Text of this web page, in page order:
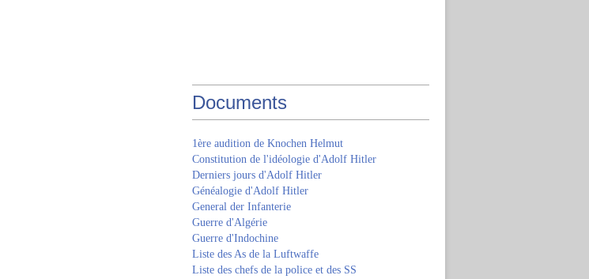
Documents
1ère audition de Knochen Helmut
Constitution de l'idéologie d'Adolf Hitler
Derniers jours d'Adolf Hitler
Généalogie d'Adolf Hitler
General der Infanterie
Guerre d'Algérie
Guerre d'Indochine
Liste des As de la Luftwaffe
Liste des chefs de la police et des SS